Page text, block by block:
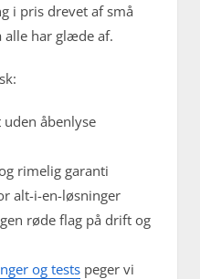
i pris drevet af små
alle har glæde af.
åbenlyse
rimelig garanti
alt-i-en-løsninger
røde flag på drift og
og tests peger vi